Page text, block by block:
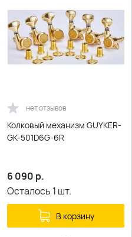
нет отзывов
Колковый механизм GUYKER-
GK-501D6G-6R
6 090 р.
Осталось 1 шт.
В корзину